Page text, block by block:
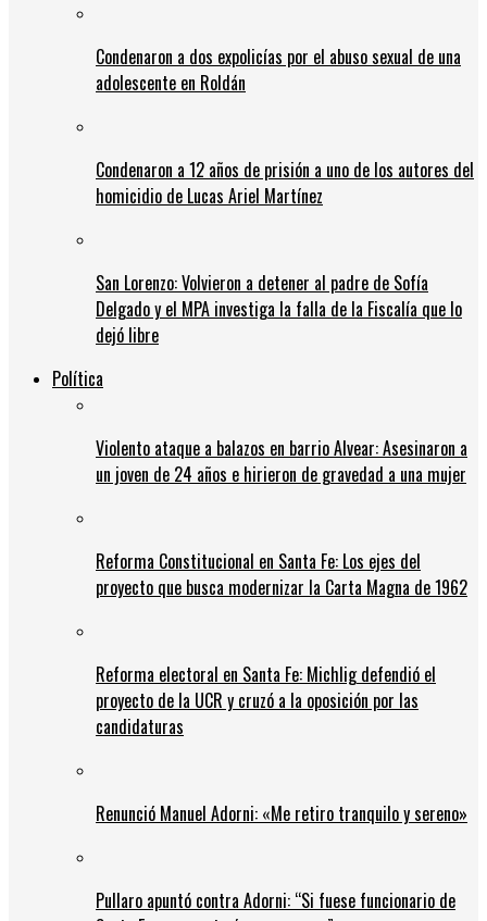
Condenaron a dos expolicías por el abuso sexual de una
adolescente en Roldán
Condenaron a 12 años de prisión a uno de los autores del
homicidio de Lucas Ariel Martínez
San Lorenzo: Volvieron a detener al padre de Sofía
Delgado y el MPA investiga la falla de la Fiscalía que lo
dejó libre
Política
Violento ataque a balazos en barrio Alvear: Asesinaron a
un joven de 24 años e hirieron de gravedad a una mujer
Reforma Constitucional en Santa Fe: Los ejes del
proyecto que busca modernizar la Carta Magna de 1962
Reforma electoral en Santa Fe: Michlig defendió el
proyecto de la UCR y cruzó a la oposición por las
candidaturas
Renunció Manuel Adorni: «Me retiro tranquilo y sereno»
Pullaro apuntó contra Adorni: “Si fuese funcionario de